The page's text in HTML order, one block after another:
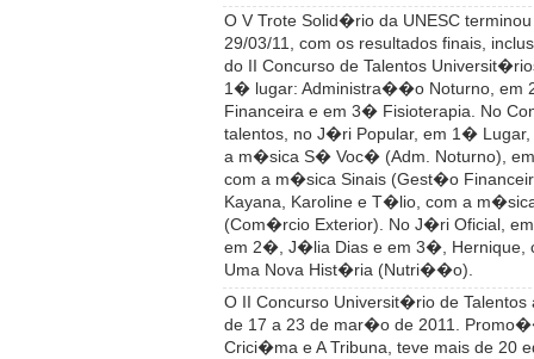
O V Trote Solid�rio da UNESC
29/03/11, com os resultados finais,
do II Concurso de Talentos
1� lugar: Administra��o Noturno,
Financeira e em 3� Fisioterapia. No
talentos, no J�ri Popular, em 1�
a m�sica S� Voc� (Adm. Noturno),
com a m�sica Sinais (Gest�o
Kayana, Karoline e T�lio, com a
(Com�rcio Exterior). No J�ri Oficial,
em 2�, J�lia Dias e em 3�, Hernique,
Uma Nova Hist�ria (Nutri��o).
O II Concurso Universit�rio de Talentos
de 17 a 23 de mar�o de 2011.
Crici�ma e A Tribuna, teve mais de 20